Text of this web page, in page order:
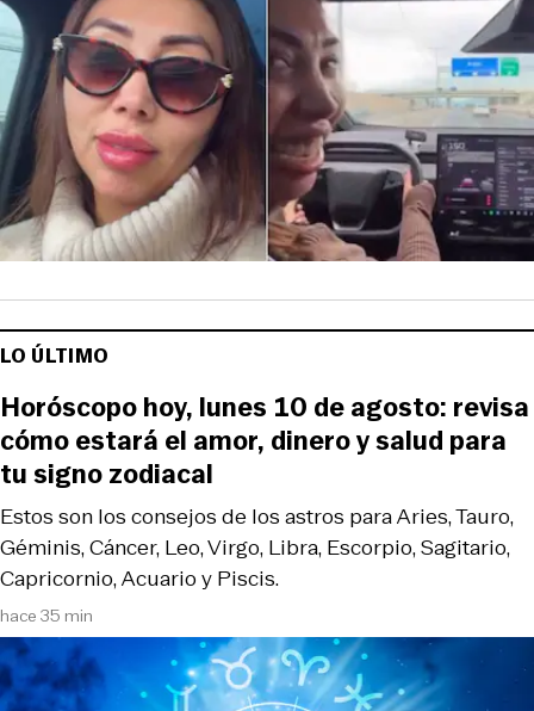
LO ÚLTIMO
hace 35 min
Estos son los consejos de los astros para Aries, Tauro,
Géminis, Cáncer, Leo, Virgo, Libra, Escorpio, Sagitario,
Capricornio, Acuario y Piscis.
Horóscopo hoy, lunes 10 de agosto: revisa
cómo estará el amor, dinero y salud para
tu signo zodiacal